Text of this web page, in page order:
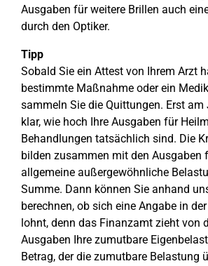
Ausgaben für weitere Brillen auch
durch den Optiker.
Tipp
Sobald Sie ein Attest von Ihrem Arzt
bestimmte Maßnahme oder ein
sammeln Sie die Quittungen. Erst am
klar, wie hoch Ihre Ausgaben für
Behandlungen tatsächlich sind. Die
bilden zusammen mit den Ausgaben
allgemeine außergewöhnliche
Summe. Dann können Sie anhand
berechnen, ob sich eine Angabe in
lohnt, denn das Finanzamt zieht von
Ausgaben Ihre zumutbare
Betrag, der die zumutbare Belastung